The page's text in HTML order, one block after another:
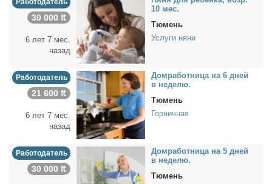
Работодатель
30 000 ₶
6 лет 7 мес.
назад
10 мес.
Тюмень
Услуги няни
Работодатель
21 600 ₶
6 лет 7 мес.
назад
Дом­ра­бот­ни­ца на 6 дней
в неде­лю.
Тюмень
Горничная
Работодатель
30 000 ₶
Дом­ра­бот­ни­ца на 5 дней
в неде­лю.
Тюмень